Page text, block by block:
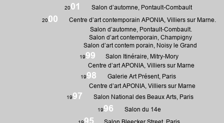
2001 Salon d’automne, Pontault-Combault
2000 Centre d’artcontemporainAPONIA, Villiers sur Marne.
Salon d’automne, Pontault-Combault.
Salon d’art contemporain, Champigny
Salon d’art contem porain, Noisy le Grand
1999
Salon Itinéraire, Mitry-Mory
Centre d’art APONIA, Villiers sur Marne
1998
Galerie Art Présent, Paris
Centre d’art APONIA, Villiers sur Marne
1997 Salon National des Beaux Arts, Paris
1996 Salon du 14e
95